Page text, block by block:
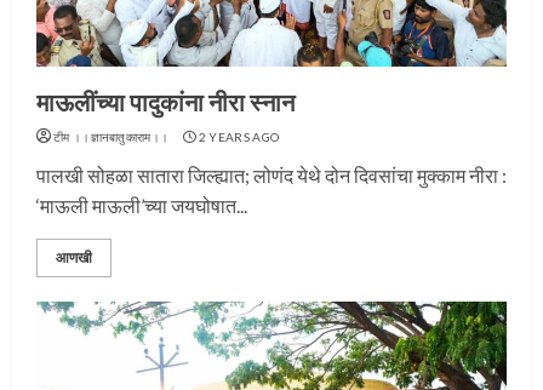
माऊलींच्या पादुकांना नीरा स्नान
टीम ।।ज्ञानबातुकाराम।। 2 YEARS AGO
पालखी सोहळा सातारा जिल्ह्यात; लोणंद येथे दोन दिवसांचा मुक्काम नीरा :
‘माऊली माऊली’च्या जयघोषात...
आणखी